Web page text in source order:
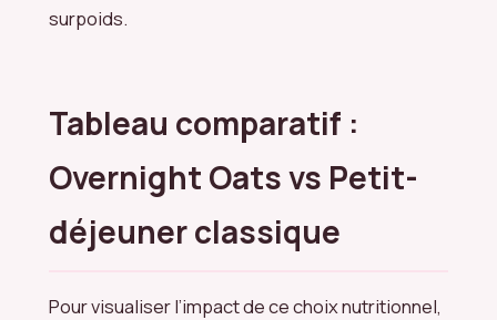
surpoids.
Tableau comparatif :
Overnight Oats vs Petit-
déjeuner classique
Pour visualiser l’impact de ce choix nutritionnel,